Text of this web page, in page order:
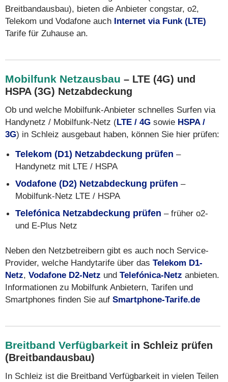
Breitbandausbau), bieten die Anbieter congstar, o2,
Telekom und Vodafone auch Internet via Funk (LTE)
Tarife für Zuhause an.
Mobilfunk Netzausbau – LTE (4G) und
HSPA (3G) Netzabdeckung
Ob und welche Mobilfunk-Anbieter schnelles Surfen via
Handynetz / Mobilfunk-Netz (LTE / 4G sowie HSPA /
3G) in Schleiz ausgebaut haben, können Sie hier prüfen:
Telekom (D1) Netzabdeckung prüfen –
Handynetz mit LTE / HSPA
Vodafone (D2) Netzabdeckung prüfen –
Mobilfunk-Netz LTE / HSPA
Telefónica Netzabdeckung prüfen – früher o2-
und E-Plus Netz
Neben den Netzbetreibern gibt es auch noch Service-
Provider, welche Handytarife über das Telekom D1-
Netz, Vodafone D2-Netz und Telefónica-Netz anbieten.
Informationen zu Mobilfunk Anbietern, Tarifen und
Smartphones finden Sie auf Smartphone-Tarife.de
Breitband Verfügbarkeit in Schleiz prüfen
(Breitbandausbau)
In Schleiz ist die Breitband Verfügbarkeit in vielen Teilen